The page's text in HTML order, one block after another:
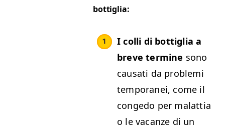
bottiglia:
I colli di bottiglia a
breve termine sono
causati da problemi
temporanei, come il
congedo per malattia
o le vacanze di un